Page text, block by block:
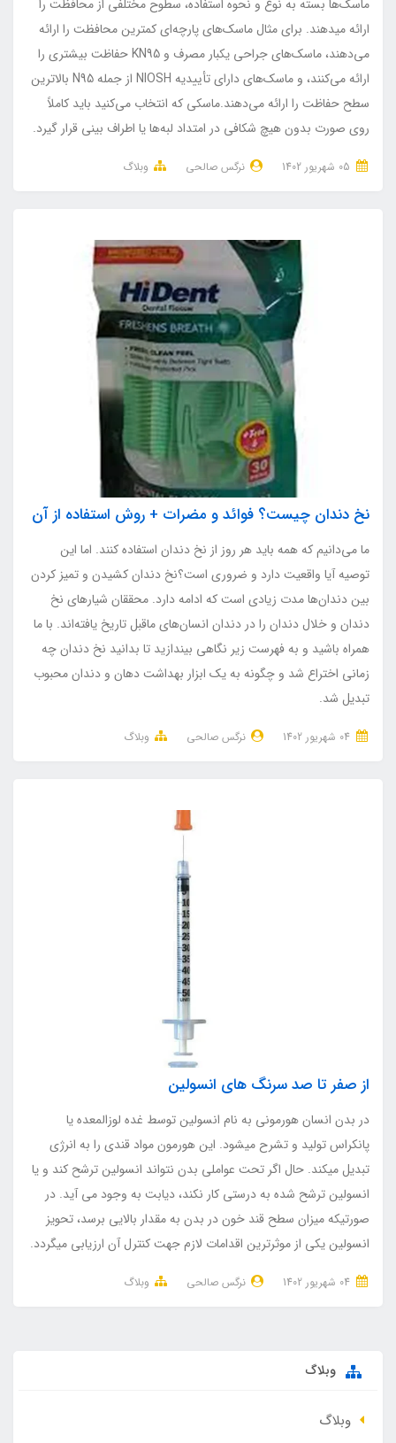
ماسک‌ها بسته به نوع و نحوه استفاده، سطوح مختلفی از محافظت را
ارائه میدهند. برای مثال ماسک‌های پارچه‌ای کمترین محافظت را ارائه
می‌دهند، ماسک‌های جراحی یکبار مصرف و KN95 حفاظت بیشتری را
ارائه می‌کنند، و ماسک‌های دارای تأییدیه NIOSH از جمله N95 بالاترین
سطح حفاظت را ارائه می‌دهند.ماسکی که انتخاب می‌کنید باید کاملاً
روی صورت بدون هیچ شکافی در امتداد لبه‌ها یا اطراف بینی قرار گیرد.
نرگس صالحی وبلاگ
نخ دندان چیست؟ فوائد و مضرات + روش استفاده از آن
ما می‌دانیم که همه باید هر روز از نخ دندان استفاده کنند. اما این
توصیه آیا واقعیت دارد و ضروری است؟نخ دندان کشیدن و تمیز کردن
بین دندان‌ها مدت زیادی است که ادامه دارد. محققان شیارهای نخ
دندان و خلال دندان را در دندان انسان‌های ماقبل تاریخ یافته‌اند. با ما
همراه باشید و به فهرست زیر نگاهی بیندازید تا بدانید نخ دندان چه
زمانی اختراع شد و چگونه به یک ابزار بهداشت دهان و دندان محبوب
تبدیل شد.
نرگس صالحی وبلاگ
از صفر تا صد سرنگ های انسولین
در بدن انسان هورمونی به نام انسولین توسط غده لوزالمعده یا
پانکراس تولید و تشرح میشود. این هورمون مواد قندی را به انرژی
تبدیل میکند. حال اگر تحت عواملی بدن نتواند انسولین ترشح کند و یا
انسولین ترشح شده به درستی کار نکند، دیابت به وجود می آید. در
صورتیکه میزان سطح قند خون در بدن به مقدار بالایی برسد، تحویز
انسولین یکی از موثرترین اقدامات لازم جهت کنترل آن ارزیابی میگردد.
نرگس صالحی وبلاگ
وبلاگ
وبلاگ